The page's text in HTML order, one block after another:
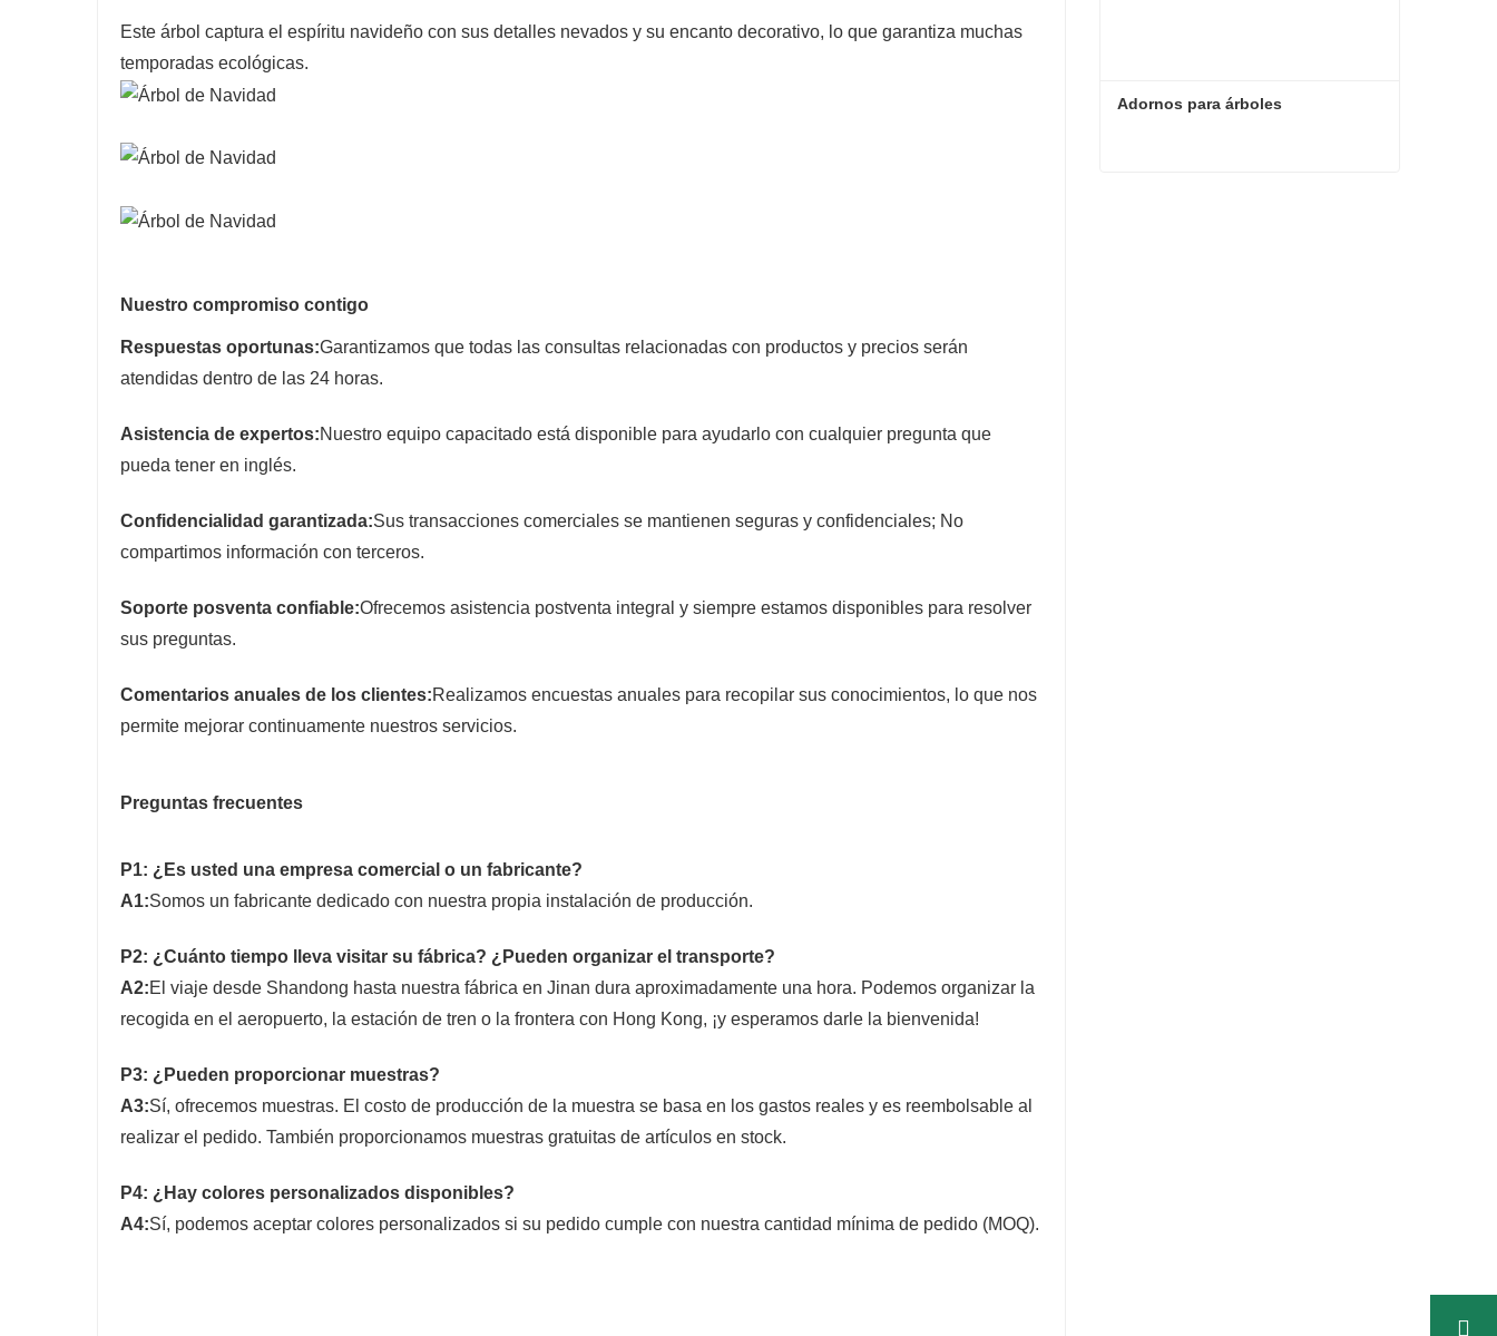
Este árbol captura el espíritu navideño con sus detalles nevados y su encanto decorativo, lo que garantiza muchas
temporadas ecológicas.
Nuestro compromiso contigo
Respuestas oportunas:Garantizamos que todas las consultas relacionadas con productos y precios serán
atendidas dentro de las 24 horas.
Asistencia de expertos:Nuestro equipo capacitado está disponible para ayudarlo con cualquier pregunta que
pueda tener en inglés.
Confidencialidad garantizada:Sus transacciones comerciales se mantienen seguras y confidenciales; No
compartimos información con terceros.
Soporte posventa confiable:Ofrecemos asistencia postventa integral y siempre estamos disponibles para resolver
sus preguntas.
Comentarios anuales de los clientes:Realizamos encuestas anuales para recopilar sus conocimientos, lo que nos
permite mejorar continuamente nuestros servicios.
Preguntas frecuentes
P1: ¿Es usted una empresa comercial o un fabricante?
A1:Somos un fabricante dedicado con nuestra propia instalación de producción.
P2: ¿Cuánto tiempo lleva visitar su fábrica? ¿Pueden organizar el transporte?
A2:El viaje desde Shandong hasta nuestra fábrica en Jinan dura aproximadamente una hora. Podemos organizar la
recogida en el aeropuerto, la estación de tren o la frontera con Hong Kong, ¡y esperamos darle la bienvenida!
P3: ¿Pueden proporcionar muestras?
A3:Sí, ofrecemos muestras. El costo de producción de la muestra se basa en los gastos reales y es reembolsable al
realizar el pedido. También proporcionamos muestras gratuitas de artículos en stock.
P4: ¿Hay colores personalizados disponibles?
A4:Sí, podemos aceptar colores personalizados si su pedido cumple con nuestra cantidad mínima de pedido (MOQ).
Adornos para árboles